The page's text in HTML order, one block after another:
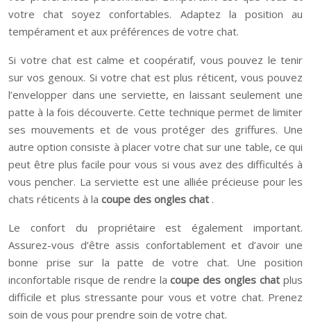
votre chat soyez confortables. Adaptez la position au
tempérament et aux préférences de votre chat.
Si votre chat est calme et coopératif, vous pouvez le tenir
sur vos genoux. Si votre chat est plus réticent, vous pouvez
l’envelopper dans une serviette, en laissant seulement une
patte à la fois découverte. Cette technique permet de limiter
ses mouvements et de vous protéger des griffures. Une
autre option consiste à placer votre chat sur une table, ce qui
peut être plus facile pour vous si vous avez des difficultés à
vous pencher. La serviette est une alliée précieuse pour les
chats réticents à la coupe des ongles chat .
Le confort du propriétaire est également important.
Assurez-vous d’être assis confortablement et d’avoir une
bonne prise sur la patte de votre chat. Une position
inconfortable risque de rendre lacoupe des ongles chatplus
difficile et plus stressante pour vous et votre chat. Prenez
soin de vous pour prendre soin de votre chat.